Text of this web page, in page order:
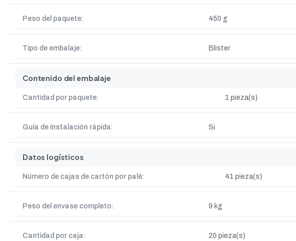
Peso del paquete: 450 g
Tipo de embalaje: Blister
Contenido del embalaje
Cantidad por paquete: 1 pieza(s)
Guía de instalación rápida: Si
Datos logísticos
Número de cajas de cartón por palé: 41 pieza(s)
Peso del envase completo: 9 kg
Cantidad por caja: 20 pieza(s)